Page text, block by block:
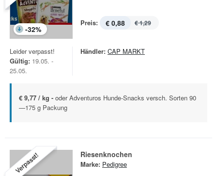
-32%
Preis: € 0,88 € 1,29
Leider verpasst!
Gültig: 19.05. -
25.05.
Händler: CAP MARKT
€ 9,77 / kg - oder Adventuros Hunde-Snacks versch. Sorten 90
—175 g Packung
Verpasst! Riesenknochen
Marke: Pedigree